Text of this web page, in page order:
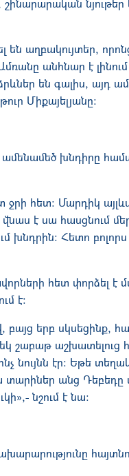
աղբակույտեր,
անհնար է
են գալիս, այդ
Միքայելյանը։
խնդիրը
հետ։ Մարդիկ
է սա հասցնում
խնդրին։ Հետո
հետ փորձել է
է։
երբ սկսեցինք,
շաբաթ աշխատելուց
նույնն էր։ Եթե
տարիներ անց
նշում է նա։